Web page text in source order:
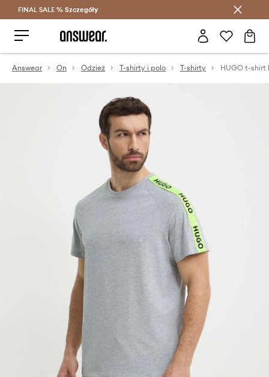
Oszczędzaj z Answear Club >
FINAL SALE % Szczegóły
Answear On Odzież T-shirty i polo T-shirty HUGO t-shirt